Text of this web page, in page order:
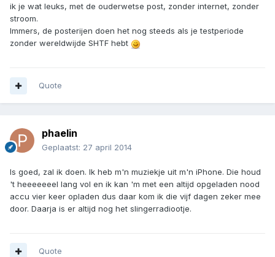
ik je wat leuks, met de ouderwetse post, zonder internet, zonder
stroom.
Immers, de posterijen doen het nog steeds als je testperiode
zonder wereldwijde SHTF hebt
Quote
phaelin
Geplaatst: 27 april 2014
Is goed, zal ik doen. Ik heb m'n muziekje uit m'n iPhone. Die houd
't heeeeeeel lang vol en ik kan 'm met een altijd opgeladen nood
accu vier keer opladen dus daar kom ik die vijf dagen zeker mee
door. Daarja is er altijd nog het slingerradiootje.
Quote